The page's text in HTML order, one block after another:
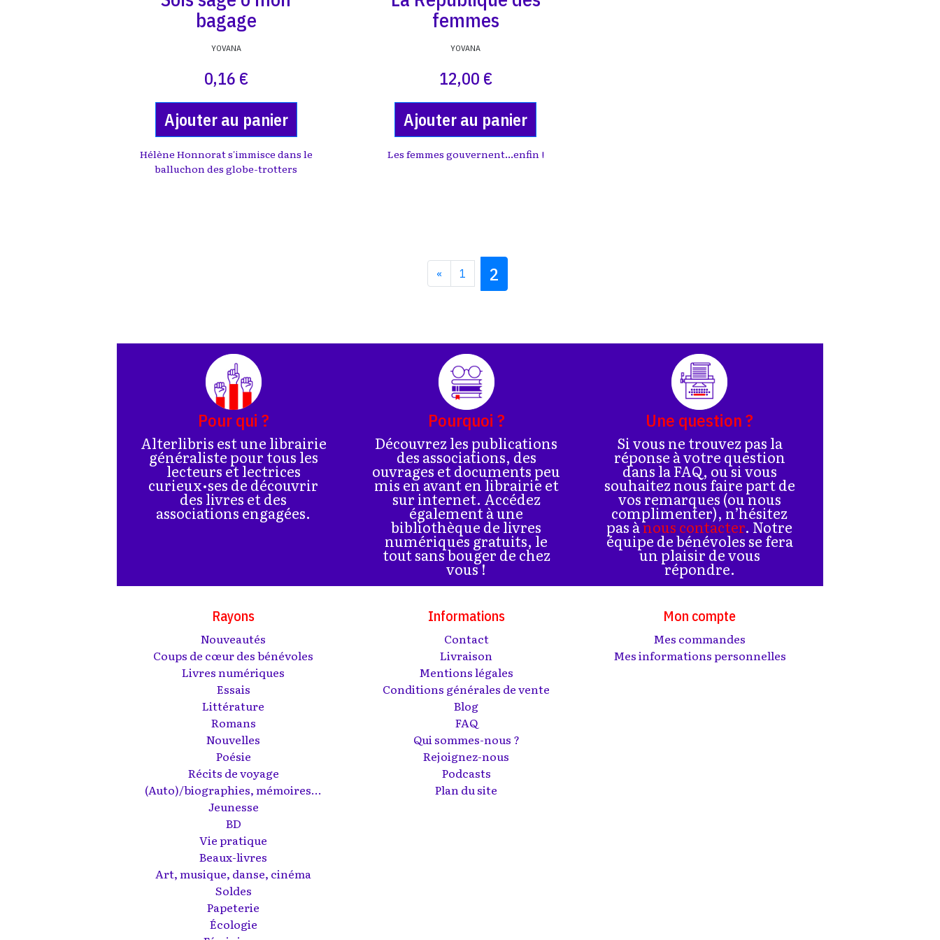
bagage
YOVANA
0,16 €
Ajouter au panier
Hélène Honnorat s'immisce dans le
balluchon des globe-trotters
femmes
YOVANA
12,00 €
Ajouter au panier
Les femmes gouvernent...enfin !
« 1 2
Pour qui ?
Alterlibris est une librairie
généraliste pour tous les
lecteurs et lectrices
curieux•ses de découvrir
des livres et des
associations engagées.
Pourquoi ?
Découvrez les publications
des associations, des
ouvrages et documents peu
mis en avant en librairie et
sur internet. Accédez
également à une
bibliothèque de livres
numériques gratuits, le
tout sans bouger de chez
vous !
Une question ?
Si vous ne trouvez pas la
réponse à votre question
dans la FAQ, ou si vous
souhaitez nous faire part de
vos remarques (ou nous
complimenter), n’hésitez
pas ànous contacter. Notre
équipe de bénévoles se fera
un plaisir de vous
répondre.
Rayons
Nouveautés
Coups de cœur des bénévoles
Livres numériques
Essais
Littérature
Romans
Nouvelles
Poésie
Récits de voyage
(Auto)/biographies, mémoires...
Jeunesse
BD
Vie pratique
Beaux-livres
Art, musique, danse, cinéma
Soldes
Papeterie
Écologie
Informations
Contact
Livraison
Mentions légales
Conditions générales de vente
Blog
FAQ
Qui sommes-nous ?
Rejoignez-nous
Podcasts
Plan du site
Mon compte
Mes commandes
Mes informations personnelles